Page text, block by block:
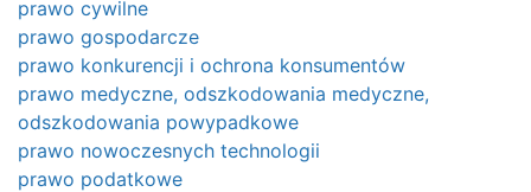
prawo cywilne
prawo gospodarcze
prawo konkurencji i ochrona konsumentów
prawo medyczne, odszkodowania medyczne,
odszkodowania powypadkowe
prawo nowoczesnych technologii
prawo podatkowe